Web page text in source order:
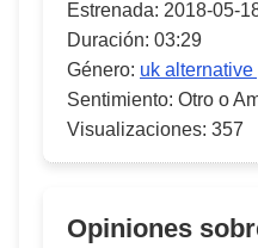
Estrenada: 2018-05-
Duración: 03:29
Género: uk alternative
Sentimiento: Otro o
Visualizaciones: 357
Opiniones